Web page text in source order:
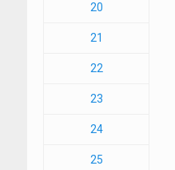
20
21
22
23
24
25